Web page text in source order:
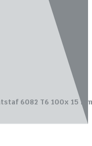
Magneet – Online
6082 T6 100x 15